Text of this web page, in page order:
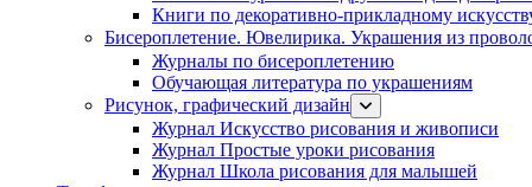
Книги по декоративно-прикладному
Бисероплетение. Ювелирика. Украшения из
Журналы по бисероплетению
Обучающая литература по украшениям
Рисунок, графический дизайн
Журнал Искусство рисования и живописи
Журнал Простые уроки рисования
Журнал Школа рисования для малышей